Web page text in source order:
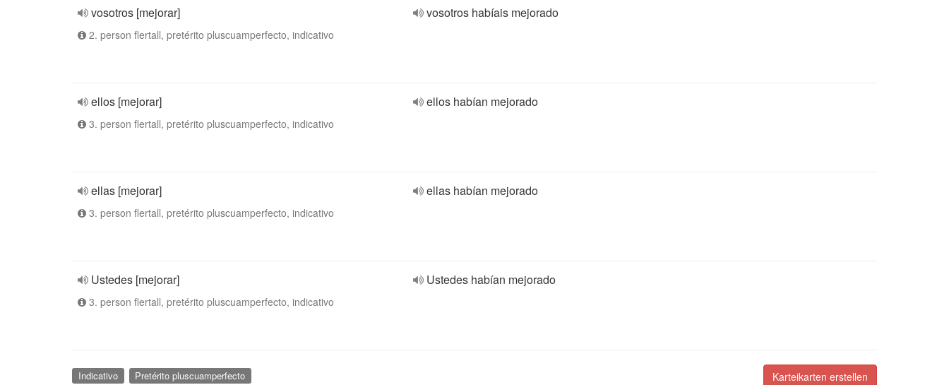
vosotros [mejorar]
2. person flertall, pretérito pluscuamperfecto, indicativo
vosotros habíais mejorado
ellos [mejorar]
3. person flertall, pretérito pluscuamperfecto, indicativo
ellos habían mejorado
ellas [mejorar]
3. person flertall, pretérito pluscuamperfecto, indicativo
ellas habían mejorado
Ustedes [mejorar]
3. person flertall, pretérito pluscuamperfecto, indicativo
Ustedes habían mejorado
Karteikarten erstellen
Indicativo Pretérito pluscuamperfecto